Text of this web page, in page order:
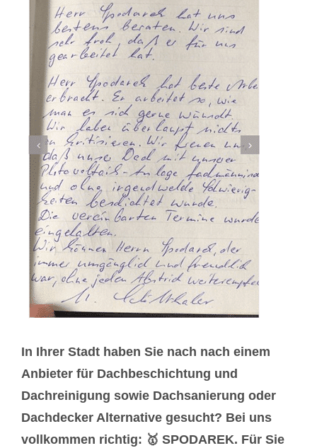
In Ihrer Stadt haben Sie nach nach einem
Anbieter für Dachbeschichtung und
Dachreinigung sowie Dachsanierung oder
Dachdecker Alternative gesucht? Bei uns
vollkommen richtig: 🥇 SPODAREK. Für Sie